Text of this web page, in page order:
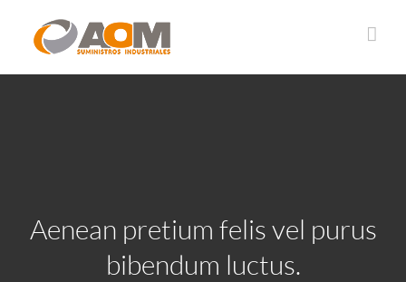
Aenean pretium felis vel purus
bibendum luctus.